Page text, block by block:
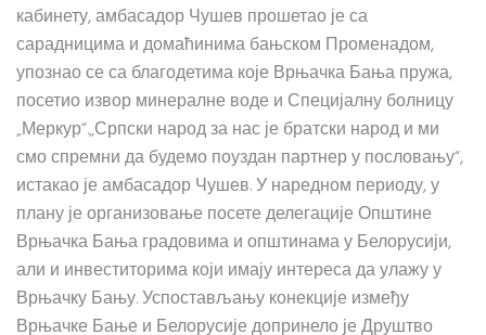
кабинету, амбасадор Чушев прошетао је са
сарадницима и домаћинима бањском Променадом,
упознао се са благодетима које Врњачка Бања пружа,
посетио извор минералне воде и Специјалну болницу
„Меркур“.„Српски народ за нас је братски народ и ми
смо спремни да будемо поуздан партнер у пословању“,
истакао је амбасадор Чушев. У наредном периоду, у
плану је организовање посете делегације Општине
Врњачка Бања градовима и општинама у Белорусији,
али и инвеститорима који имају интереса да улажу у
Врњачку Бању. Успостављању конекције између
Врњачке Бање и Белорусије допринело је Друштво